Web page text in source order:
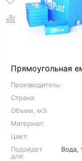
Прямоугольная
Производитель:
Страна:
Объем, м3:
Материал:
Цвет:
Подойдет
для:
Вода,